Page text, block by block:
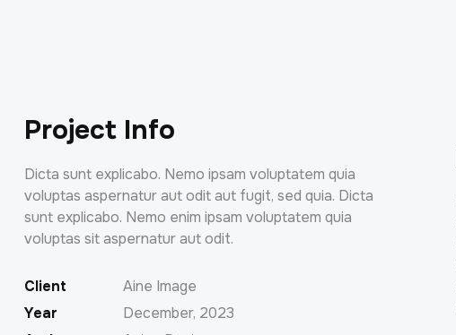
Project Info
Dicta sunt explicabo. Nemo ipsam voluptatem quia
voluptas aspernatur aut odit aut fugit, sed quia. Dicta
sunt explicabo. Nemo enim ipsam voluptatem quia
voluptas sit aspernatur aut odit.
Client
Aine Image
Year
December, 2023